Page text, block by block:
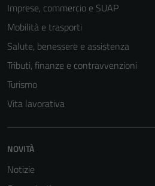
Imprese, commercio e SUAP
Mobilità e trasporti
Salute, benessere e assistenza
Tributi, finanze e contravvenzioni
Turismo
Vita lavorativa
NOVITÀ
Notizie